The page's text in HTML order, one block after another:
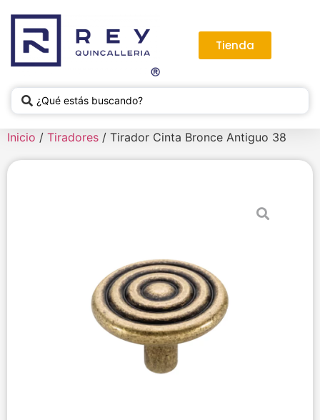
Tienda
Inicio / Tiradores / Tirador Cinta Bronce Antiguo 38